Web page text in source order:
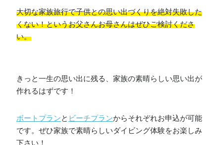
大切な家族旅行で子供との思い出づくりを絶対失敗した
くない！というお父さんお母さんはぜひご検討くださ
い。
きっと一生の思い出に残る、家族の素晴らしい思い出が
作れるはずです！
ボートプランと ビーチプランからそれぞれお申込が可能
です。ぜひ家族で素晴らしいダイビング体験をお楽しみ
下さい！